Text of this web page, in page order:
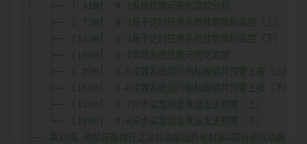
│   ├── [ 31M]  9-1系统性能可视化监控分析
│   ├── [ 72M]  9-2基于定时任务系统性能指标监控（上）
│   ├── [123M]  9-3基于定时任务系统性能指标监控（下）
│   ├── [199M]  9-4实现系统性能可视化监控
│   ├── [ 73M]  9-5设置系统运行指标阚值并预警上报（上）
│   ├── [163M]  9-6设置系统运行指标阚值并预警上报（下）
│   ├── [123M]  9-7异步实现消息推送发送预警（上）
│   └── [188M]  9-8异步实现消息推送发送预警（下）
├── 第10章 进阶技能提升之公共功能组件化封装&项目鉴权功能实